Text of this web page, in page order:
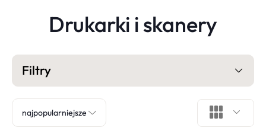
Drukarki i skanery
Filtry
najpopularniejsze